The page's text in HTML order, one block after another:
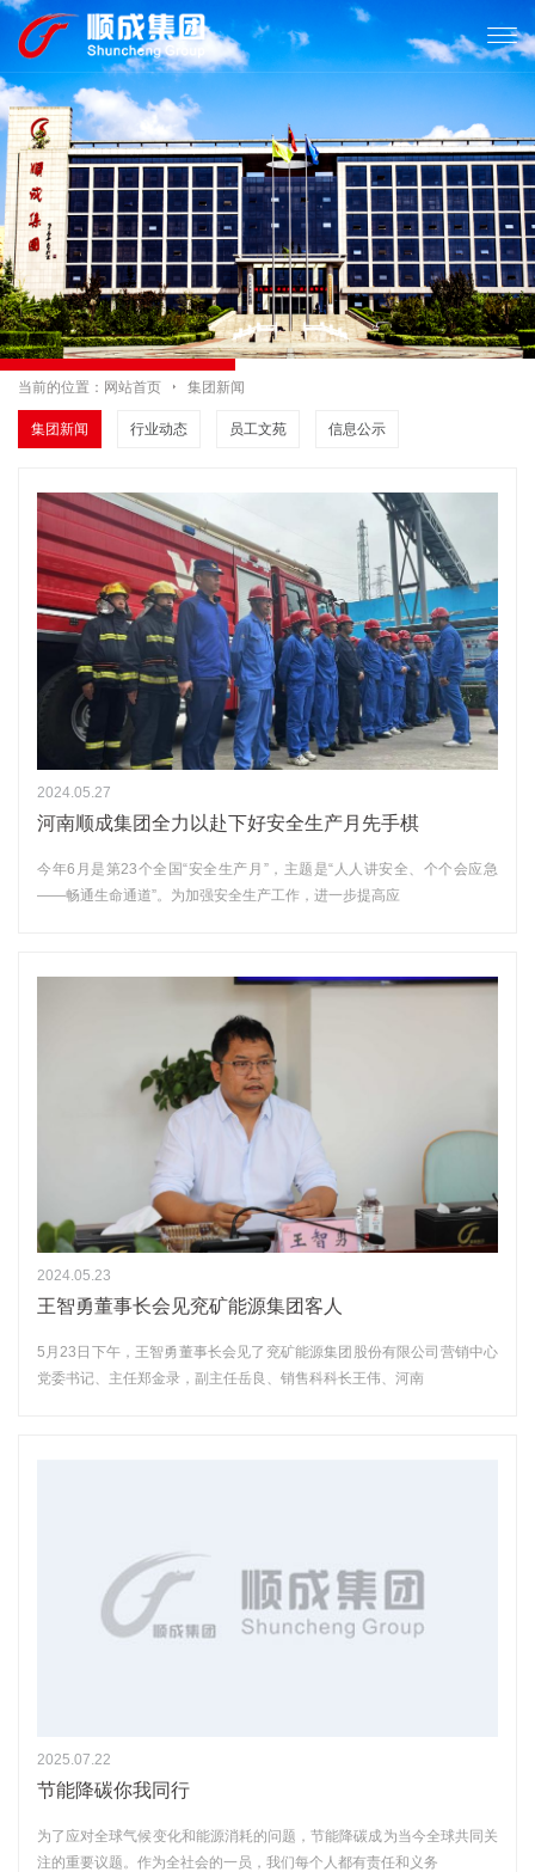

当前的位置： 网站首页  集团新闻
集团新闻 行业动态 员工文苑 信息公示
2024.05.27
河南顺成集团全力以赴下好安全生产月先手棋
今年6月是第23个全国“安全生产月”，主题是“人人讲安全、个个会应急
——畅通生命通道”。为加强安全生产工作，进一步提高应
2024.05.23
王智勇董事长会见兖矿能源集团客人
5月23日下午，王智勇董事长会见了兖矿能源集团股份有限公司营销中心
党委书记、主任郑金录，副主任岳良、销售科科长王伟、河南
2025.07.22
节能降碳你我同行
为了应对全球气候变化和能源消耗的问题，节能降碳成为当今全球共同关
注的重要议题。作为全社会的一员，我们每个人都有责任和义务